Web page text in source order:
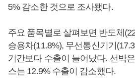
5% 감소한 것으로 조사됐다.
주요 품목별로 살펴보면 반도체
승용차(11.8%), 무선통신기기
기간보다 수출이 늘어났다. 선박
스는 12.9% 수출이 감소했다.